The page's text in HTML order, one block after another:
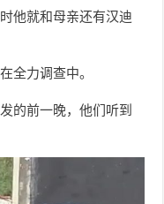
他就和母亲还有汉迪
全力调查中。
的前一晚，他们听到